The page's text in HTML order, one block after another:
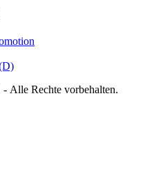
Alle Rechte vorbehalten.